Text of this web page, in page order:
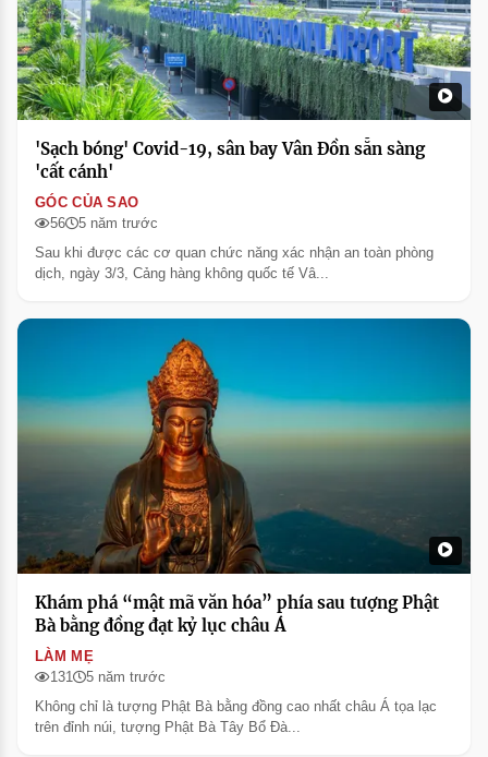
'Sạch bóng' Covid-19, sân bay Vân Đồn sẵn sàng
'cất cánh'
GÓC CỦA SAO
56
5 năm trước
Sau khi được các cơ quan chức năng xác nhận an toàn phòng
dịch, ngày 3/3, Cảng hàng không quốc tế Vâ...
Khám phá “mật mã văn hóa” phía sau tượng Phật
Bà bằng đồng đạt kỷ lục châu Á
LÀM MẸ
131
5 năm trước
Không chỉ là tượng Phật Bà bằng đồng cao nhất châu Á tọa lạc
trên đỉnh núi, tượng Phật Bà Tây Bổ Đà...